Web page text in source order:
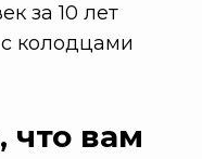
за 10 лет
колодцами
что вам